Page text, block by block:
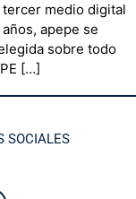
medio digital
apepe se
sobre todo
[…]
SOCIALES